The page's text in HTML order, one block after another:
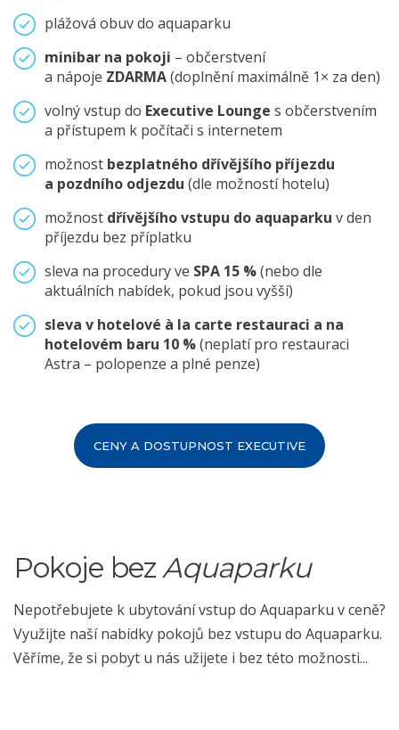
plážová obuv do aquaparku
minibar na pokoji – občerstvení
a nápoje ZDARMA(doplnění maximálně 1× za den)
volný vstup do Executive Lounge s občerstvením
a přístupem k počítači s internetem
možnost bezplatného dřívějšího příjezdu
a pozdního odjezdu (dle možností hotelu)
možnost dřívějšího vstupu do aquaparku v den
příjezdu bez příplatku
sleva na procedury ve SPA 15 %(nebo dle
aktuálních nabídek, pokud jsou vyšší)
sleva v hotelové à la carte restauraci a na
hotelovém baru 10 %(neplatí pro restauraci
Astra – polopenze a plné penze)
CENY A DOSTUPNOST EXECUTIVE
Pokoje bezAquaparku
Nepotřebujete k ubytování vstup do Aquaparku v ceně?
Využijte naší nabídky pokojů bez vstupu do Aquaparku.
Věříme, že si pobyt u nás užijete i bez této možnosti...